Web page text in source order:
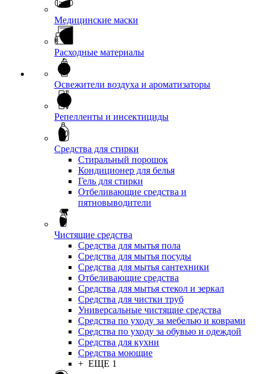
Медицинские маски
Расходные материалы
Освежители воздуха и ароматизаторы
Репелленты и инсектициды
Средства для стирки
Стиральный порошок
Кондиционер для белья
Гель для стирки
Отбеливающие средства и
пятновыводители
Чистящие средства
Средства для мытья пола
Средства для мытья посуды
Средства для мытья сантехники
Отбеливающие средства
Средства для мытья стекол и зеркал
Средства для чистки труб
Универсальные чистящие средства
Средства по уходу за мебелью и коврами
Средства по уходу за обувью и одеждой
Средства для кухни
Средства моющие
+ ЕЩЕ 1